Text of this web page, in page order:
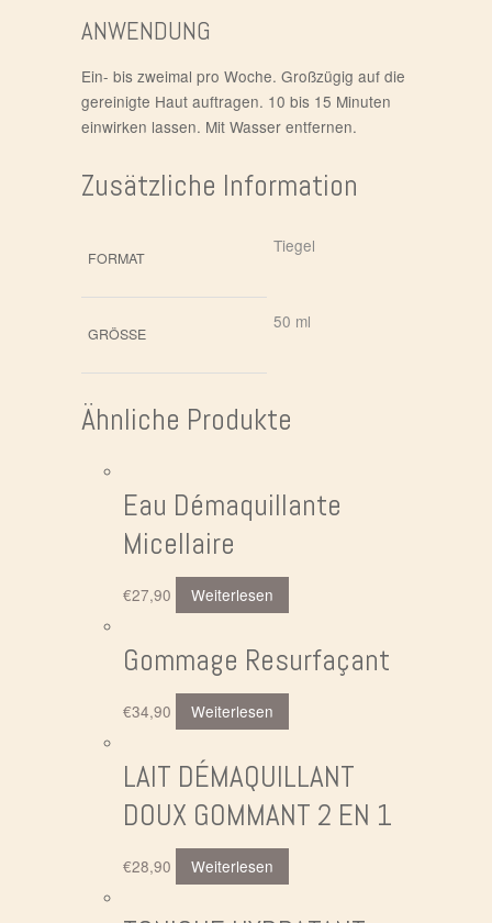
ANWENDUNG
Ein- bis zweimal pro Woche. Großzügig auf die
gereinigte Haut auftragen. 10 bis 15 Minuten
einwirken lassen. Mit Wasser entfernen.
Zusätzliche Information
FORMAT
Tiegel
GRÖSSE
50 ml
Ähnliche Produkte
Eau Démaquillante
Micellaire
€27,90 Weiterlesen
Gommage Resurfaçant
€34,90 Weiterlesen
LAIT DÉMAQUILLANT
DOUX GOMMANT 2 EN 1
€28,90 Weiterlesen